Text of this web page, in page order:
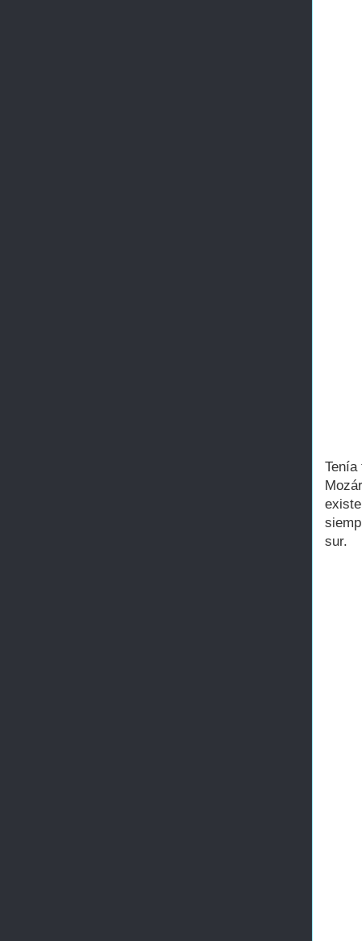
sur.